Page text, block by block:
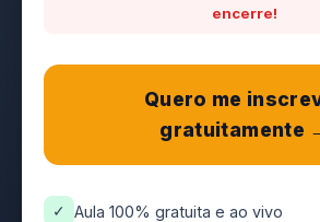
encerre!
Quero me
gratuitamente
✓ Aula 100% gratuita e ao vivo